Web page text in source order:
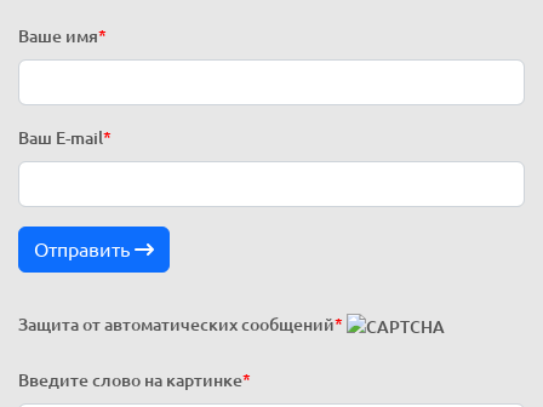
Ваше имя*
Ваш E-mail*
Отправить
Защита от автоматических сообщений*
Введите слово на картинке*